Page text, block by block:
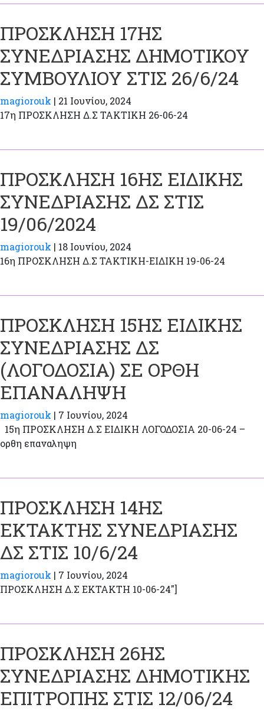
ΠΡΟΣΚΛΗΣΗ 17ΗΣ
ΣΥΝΕΔΡΙΑΣΗΣ ΔΗΜΟΤΙΚΟΥ
ΣΥΜΒΟΥΛΙΟΥ ΣΤΙΣ 26/6/24
magiorouk | 21 Ιουνίου, 2024
17η ΠΡΟΣΚΛΗΣΗ Δ.Σ ΤΑΚΤΙΚΗ 26-06-24
ΠΡΟΣΚΛΗΣΗ 16ΗΣ ΕΙΔΙΚΗΣ
ΣΥΝΕΔΡΙΑΣΗΣ ΔΣ ΣΤΙΣ
19/06/2024
magiorouk | 18 Ιουνίου, 2024
16η ΠΡΟΣΚΛΗΣΗ Δ.Σ ΤΑΚΤΙΚΗ-EΙΔΙΚΗ 19-06-24
ΠΡΟΣΚΛΗΣΗ 15ΗΣ ΕΙΔΙΚΗΣ
ΣΥΝΕΔΡΙΑΣΗΣ ΔΣ
(ΛΟΓΟΔΟΣΙΑ) ΣΕ ΟΡΘΗ
ΕΠΑΝΑΛΗΨΗ
magiorouk | 7 Ιουνίου, 2024
15η ΠΡΟΣΚΛΗΣΗ Δ.Σ EIΔΙΚΗ ΛΟΓΟΔΟΣΙΑ 20-06-24 –
ορθη επαναληψη
ΠΡΟΣΚΛΗΣΗ 14ΗΣ
ΕΚΤΑΚΤΗΣ ΣΥΝΕΔΡΙΑΣΗΣ
ΔΣ ΣΤΙΣ 10/6/24
magiorouk | 7 Ιουνίου, 2024
ΠΡΟΣΚΛΗΣΗ Δ.Σ EKTAKTH 10-06-24″]
ΠΡΟΣΚΛΗΣΗ 26ΗΣ
ΣΥΝΕΔΡΙΑΣΗΣ ΔΗΜΟΤΙΚΗΣ
ΕΠΙΤΡΟΠΗΣ ΣΤΙΣ 12/06/24